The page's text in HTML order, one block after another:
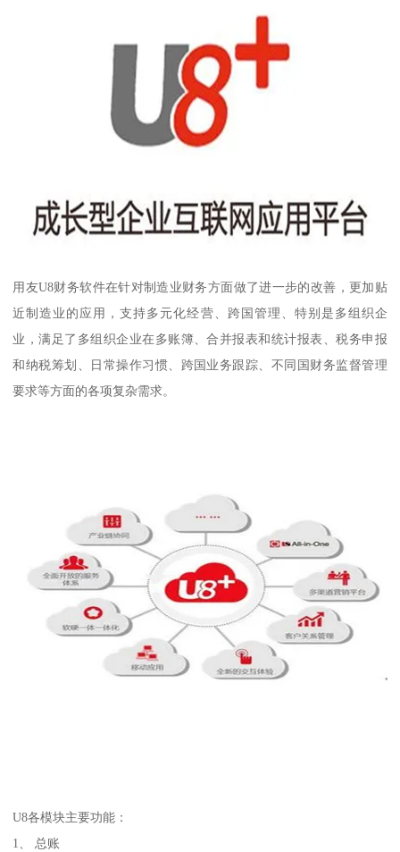
用友U8财务软件在针对制造业财务方面做了进一步的改善，更加贴
近制造业的应用，支持多元化经营、跨国管理、特别是多组织企
业，满足了多组织企业在多账簿、合并报表和统计报表、税务申报
和纳税筹划、日常操作习惯、跨国业务跟踪、不同国财务监督管理
要求等方面的各项复杂需求。
U8各模块主要功能：
1、 总账